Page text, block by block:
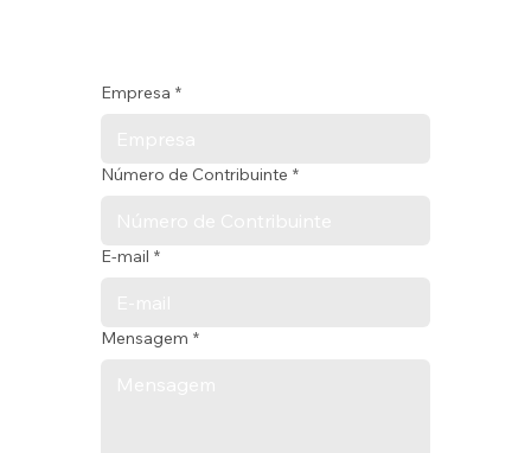
Empresa *
Número de Contribuinte *
E-mail *
Mensagem *